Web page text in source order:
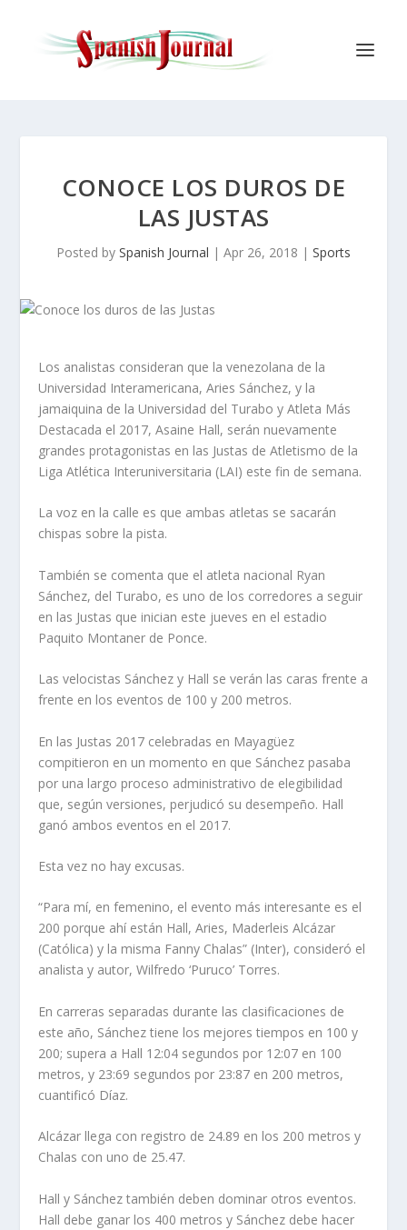
CONOCE LOS DUROS DE
LAS JUSTAS
Posted by Spanish Journal | Apr 26, 2018 | Sports
Los analistas consideran que la venezolana de la
Universidad Interamericana, Aries Sánchez, y la
jamaiquina de la Universidad del Turabo y Atleta Más
Destacada el 2017, Asaine Hall, serán nuevamente
grandes protagonistas en las Justas de Atletismo de la
Liga Atlética Interuniversitaria (LAI) este fin de semana.
La voz en la calle es que ambas atletas se sacarán
chispas sobre la pista.
También se comenta que el atleta nacional Ryan
Sánchez, del Turabo, es uno de los corredores a seguir
en las Justas que inician este jueves en el estadio
Paquito Montaner de Ponce.
Las velocistas Sánchez y Hall se verán las caras frente a
frente en los eventos de 100 y 200 metros.
En las Justas 2017 celebradas en Mayagüez
compitieron en un momento en que Sánchez pasaba
por una largo proceso administrativo de elegibilidad
que, según versiones, perjudicó su desempeño. Hall
ganó ambos eventos en el 2017.
Esta vez no hay excusas.
“Para mí, en femenino, el evento más interesante es el
200 porque ahí están Hall, Aries, Maderleis Alcázar
(Católica) y la misma Fanny Chalas” (Inter), consideró el
analista y autor, Wilfredo ‘Puruco’ Torres.
En carreras separadas durante las clasificaciones de
este año, Sánchez tiene los mejores tiempos en 100 y
200; supera a Hall 12:04 segundos por 12:07 en 100
metros, y 23:69 segundos por 23:87 en 200 metros,
cuantificó Díaz.
Alcázar llega con registro de 24.89 en los 200 metros y
Chalas con uno de 25.47.
Hall y Sánchez también deben dominar otros eventos.
Hall debe ganar los 400 metros y Sánchez debe hacer